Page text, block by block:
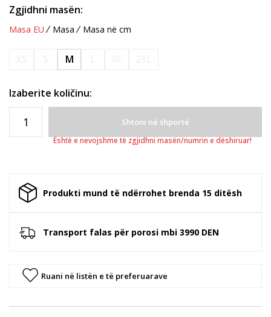
Zgjidhni masën:
Masa EU Masa Masa në cm
M
Izaberite količinu:
Shtoni në shportë
Është e nevojshme të zgjidhni masën/numrin e dëshiruar!
Produkti mund të ndërrohet brenda 15 ditësh
Transport falas për porosi mbi 3990 DEN
Ruani në listën e të preferuarave